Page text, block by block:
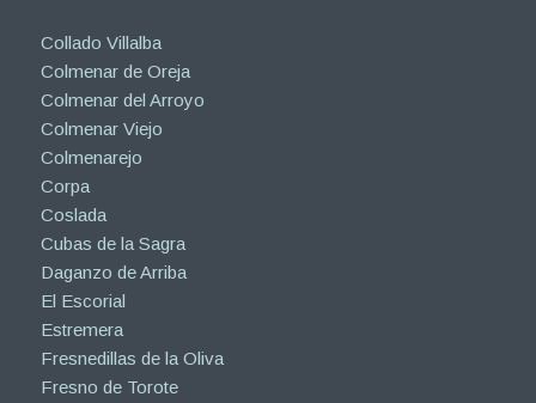
Collado Villalba
Colmenar de Oreja
Colmenar del Arroyo
Colmenar Viejo
Colmenarejo
Corpa
Coslada
Cubas de la Sagra
Daganzo de Arriba
El Escorial
Estremera
Fresnedillas de la Oliva
Fresno de Torote